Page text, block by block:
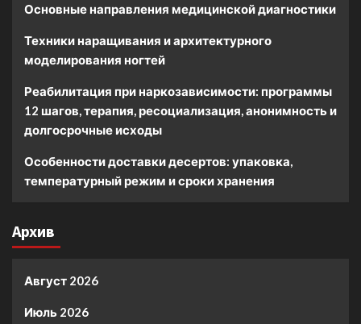
Основные направления медицинской диагностики
Техники наращивания и архитектурного
моделирования ногтей
Реабилитация при наркозависимости: программы
12 шагов, терапия, ресоциализация, анонимность и
долгосрочные исходы
Особенности доставки десертов: упаковка,
температурный режим и сроки хранения
Архив
Август 2026
Июль 2026